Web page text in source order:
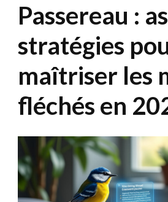
Passereau :
stratégies
maîtriser les
fléchés en